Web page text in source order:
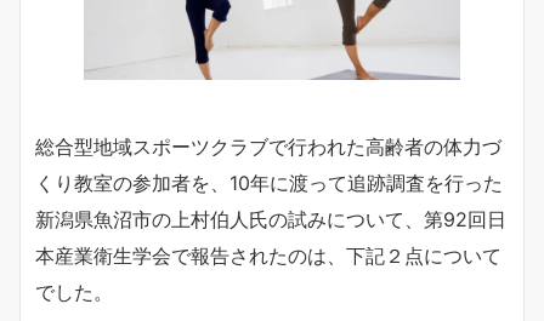
総合型地域スポーツクラブで行われた高齢者の体力づ
くり教室の参加者を、10年に渡って追跡調査を行った
新潟県魚沼市の上村伯人氏の試みについて、第92回日
本産業衛生学会で報告されたのは、下記２点について
でした。